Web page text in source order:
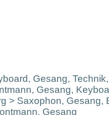
Gesang,
Gesang,
> Saxophon, Gesang,
Gesang